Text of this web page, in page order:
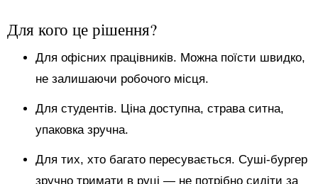
Для кого це рішення?
Для офісних працівників. Можна поїсти швидко,
не залишаючи робочого місця.
Для студентів. Ціна доступна, страва ситна,
упаковка зручна.
Для тих, хто багато пересувається. Суші-бургер
зручно тримати в руці — не потрібно сидіти за